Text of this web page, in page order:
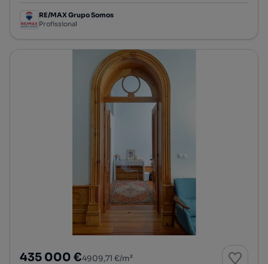
RE/MAX Grupo Somos
Profissional
435 000 €4909,71 €/m²